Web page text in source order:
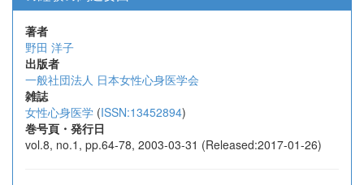
著者
野田 洋子
出版者
一般社団法人 日本女性心身医学会
雑誌
女性心身医学 (ISSN:13452894)
巻号頁・発行日
vol.8, no.1, pp.64-78, 2003-03-31 (Released:2017-01-26)